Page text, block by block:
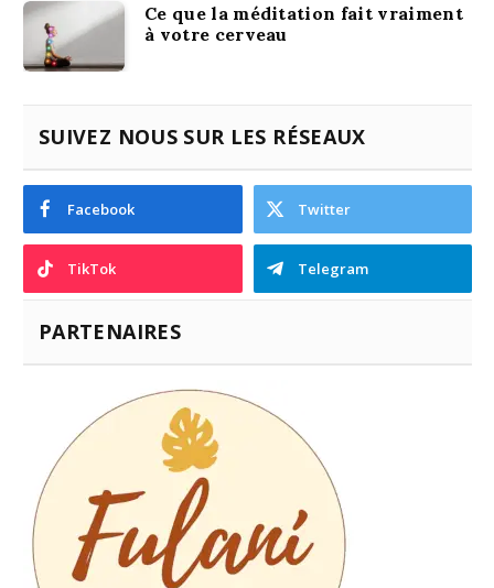
Ce que la méditation fait vraiment
à votre cerveau
SUIVEZ NOUS SUR LES RÉSEAUX
Facebook Twitter
TikTok Telegram
PARTENAIRES